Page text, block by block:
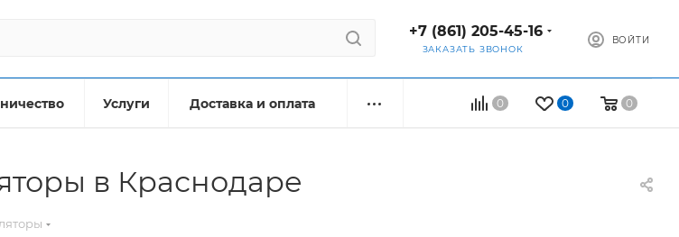
+7 (861) 205-45-16
ЗАКАЗАТЬ ЗВОНОК
ВОЙТИ
0 0 0
Услуги Доставка и оплата
в Краснодаре